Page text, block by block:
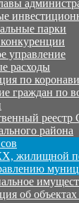
парки
управление
расходы
по
граждан по
района
жилищной
об